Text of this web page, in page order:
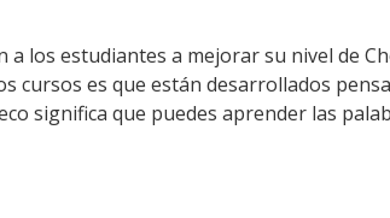
los estudiantes a mejorar su nivel de
cursos es que están desarrollados
significa que puedes aprender las